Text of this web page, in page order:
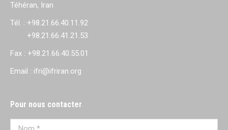
Téhéran, Iran
Tél. : +98.21.66.40.11.92
+98.21.66.41.21.53
Fax : +98.21.66.40.55.01
Email : ifri@ifriran.org
Pour nous contacter
Nom *